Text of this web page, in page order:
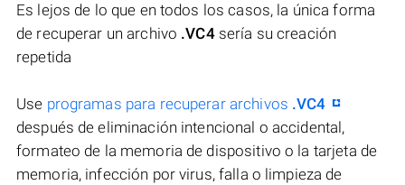
Es lejos de lo que en todos los casos, la única forma
de recuperar un archivo .VC4sería su creación
repetida
Use programas para recuperar archivos .VC4
después de eliminación intencional o accidental,
formateo de la memoria de dispositivo o la tarjeta de
memoria, infección por virus, falla o limpieza de